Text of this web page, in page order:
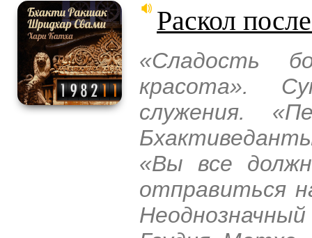
Раскол
«Сладость
красота».
служения.
«Вы все
отправиться